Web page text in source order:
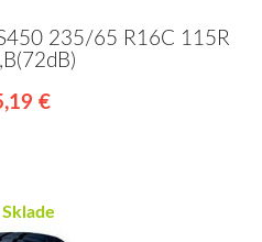
235/65 R16C 115R
€
Sklade